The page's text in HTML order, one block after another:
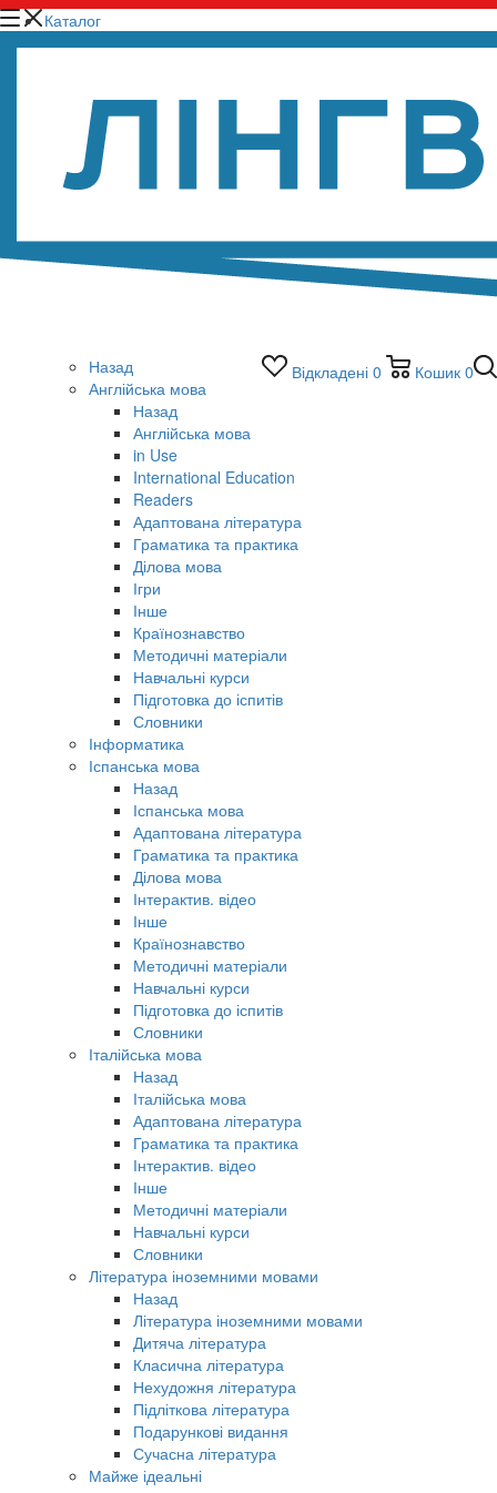
Відкладені 0 Кошик 0
Каталог
Назад
Англійська мова
Назад
Англійська мова
in Use
International Education
Readers
Адаптована література
Граматика та практика
Ділова мова
Ігри
Інше
Країнознавство
Методичні матеріали
Навчальні курси
Підготовка до іспитів
Словники
Інформатика
Іспанська мова
Назад
Іспанська мова
Адаптована література
Граматика та практика
Ділова мова
Інтерактив. відео
Інше
Країнознавство
Методичні матеріали
Навчальні курси
Підготовка до іспитів
Словники
Італійська мова
Назад
Італійська мова
Адаптована література
Граматика та практика
Інтерактив. відео
Інше
Методичні матеріали
Навчальні курси
Словники
Література іноземними мовами
Назад
Література іноземними мовами
Дитяча література
Класична література
Нехудожня література
Підліткова література
Подарункові видання
Сучасна література
Майже ідеальні